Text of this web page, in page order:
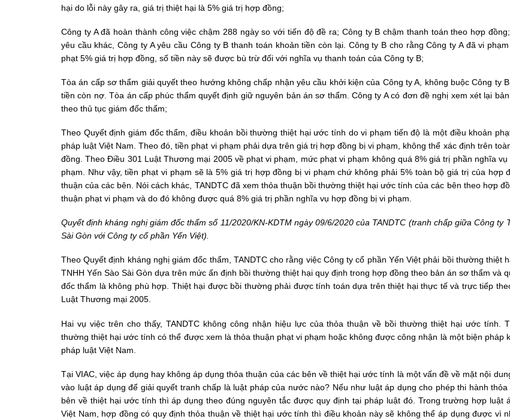
hại do lỗi này gây ra, giá trị thiệt hại là 5% giá trị hợp đồng;
Công ty A đã hoàn thành công việc chậm 288 ngày so với tiến độ đề ra; Công ty B chậm thanh toán theo hợp
yêu cầu khác, Công ty A yêu cầu Công ty B thanh toán khoản tiền còn lại. Công ty B cho rằng Công ty A đã vi
phạt 5% giá trị hợp đồng, số tiền này sẽ được bù trừ đối với nghĩa vụ thanh toán của Công ty B;
Tòa án cấp sơ thẩm giải quyết theo hướng không chấp nhận yêu cầu khởi kiện của Công ty A, không buộc Công ty
tiền còn nợ. Tòa án cấp phúc thẩm quyết định giữ nguyên bản án sơ thẩm. Công ty A có đơn đề nghị xem xét lại
theo thủ tục giám đốc thẩm;
Theo Quyết định giám đốc thẩm, điều khoản bồi thường thiệt hại ước tính do vi phạm tiến độ là một điều khoản
pháp luật Việt Nam. Theo đó, tiền phạt vi phạm phải dựa trên giá trị hợp đồng bị vi phạm, không thể xác định trên
đồng. Theo Điều 301 Luật Thương mại 2005 về phạt vi phạm, mức phạt vi phạm không quá 8% giá trị phần nghĩa
phạm. Như vậy, tiền phạt vi phạm sẽ là 5% giá trị hợp đồng bị vi phạm chứ không phải 5% toàn bộ giá trị của hợp
thuận của các bên. Nói cách khác, TANDTC đã xem thỏa thuận bồi thường thiệt hại ước tính của các bên theo hợp
thuận phạt vi phạm và do đó không được quá 8% giá trị phần nghĩa vụ hợp đồng bị vi phạm.
Quyết định kháng nghị giám đốc thẩm số 11/2020/KN-KDTM ngày 09/6/2020 của TANDTC (tranh chấp giữa Công ty
Sài Gòn với Công ty cổ phần Yến Việt).
Theo Quyết định kháng nghị giám đốc thẩm, TANDTC cho rằng việc Công ty cổ phần Yến Việt phải bồi thường thiệt
TNHH Yến Sào Sài Gòn dựa trên mức ấn định bồi thường thiệt hại quy định trong hợp đồng theo bản án sơ thẩm và
đốc thẩm là không phù hợp. Thiệt hại được bồi thường phải được tính toán dựa trên thiệt hại thực tế và trực tiếp
Luật Thương mại 2005.
Hai vụ việc trên cho thấy, TANDTC không công nhận hiệu lực của thỏa thuận về bồi thường thiệt hại ước tính.
thường thiệt hại ước tính có thể được xem là thỏa thuận phạt vi phạm hoặc không được công nhận là một biện pháp
pháp luật Việt Nam.
Tại VIAC, việc áp dụng hay không áp dụng thỏa thuận của các bên về thiệt hại ước tính là một vấn đề về mặt nội
vào luật áp dụng để giải quyết tranh chấp là luật pháp của nước nào? Nếu như luật áp dụng cho phép thi hành
bên về thiệt hại ước tính thì áp dụng theo đúng nguyên tắc được quy định tại pháp luật đó. Trong trường hợp luật
Việt Nam, hợp đồng có quy định thỏa thuận về thiệt hại ước tính thì điều khoản này sẽ không thể áp dụng được vì